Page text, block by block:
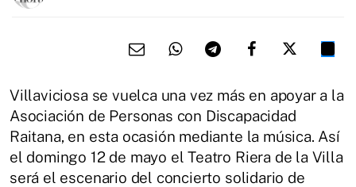
Villaviciosa se vuelca una vez más en apoyar a la
Asociación de Personas con Discapacidad
Raitana, en esta ocasión mediante la música. Así
el domingo 12 de mayo el Teatro Riera de la Villa
será el escenario del concierto solidario de